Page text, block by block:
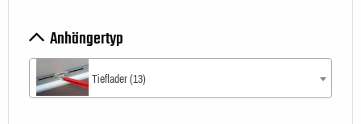
Anhängertyp
Tieflader (13)